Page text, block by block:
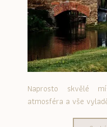
Naprosto skvělé
atmosféra a vše